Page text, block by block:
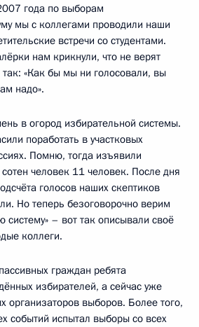
года по выборам
мы с коллегами проводили наши
встречи со студентами.
нам крикнули, что не верят
«Как бы мы ни голосовали, вы
надо».
в огород избирательной системы.
поработать в участковых
Помню, тогда изъявили
человек 11 человек. После дня
голосов наших скептиков
Но теперь безоговорочно верим
систему» – вот так описывали своё
коллеги.
граждан ребята
избирателей, а сейчас уже
организаторов выборов. Более того,
событий испытал выборы со всех